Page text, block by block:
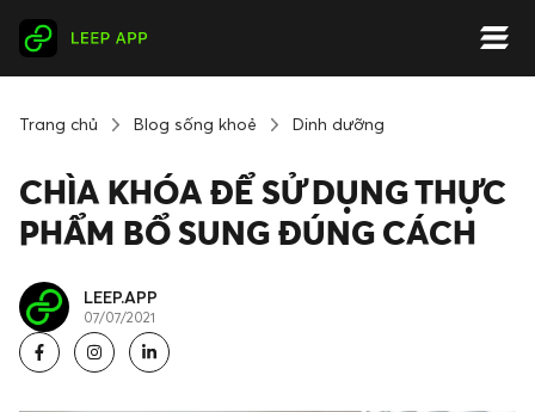
Trang chủ Blog sống khoẻ Dinh dưỡng
CHÌA KHÓA ĐỂ SỬ DỤNG THỰC
PHẨM BỔ SUNG ĐÚNG CÁCH
LEEP.APP
07/07/2021